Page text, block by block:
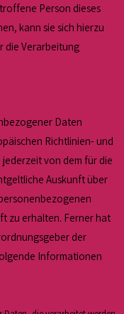
Person dieses
kann sie sich hierzu
die Verarbeitung
Daten
Richtlinien- und
von dem für die
Auskunft über
zu erhalten. Ferner hat
der
Informationen